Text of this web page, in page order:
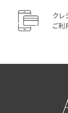
クレ
ご利